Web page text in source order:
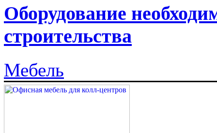
Оборудование
строительства
Мебель